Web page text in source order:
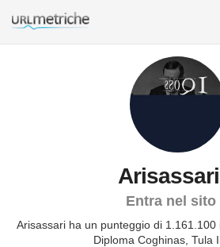
Entra nel sito
Arisassari ha un punteggio di 1.161.100
Diploma Coghinas, Tula